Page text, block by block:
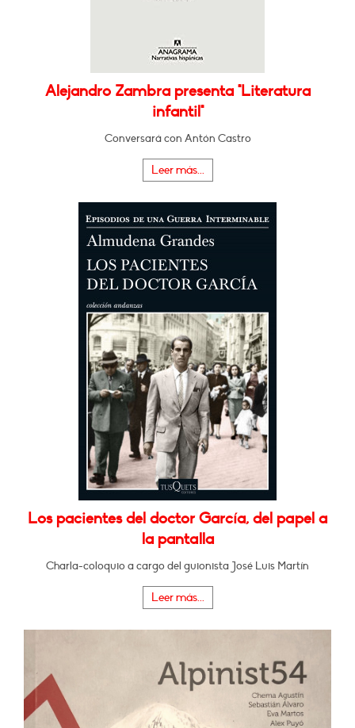
Alejandro Zambra presenta "Literatura
infantil"
Conversará con Antón Castro
Leer más...
Los pacientes del doctor García, del papel a
la pantalla
Charla-coloquio a cargo del guionista José Luis Martín
Leer más...